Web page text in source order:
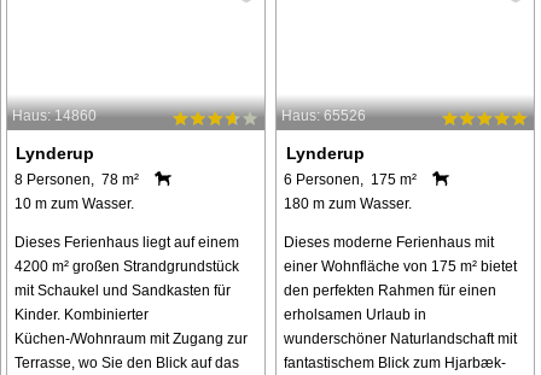
Haus: 14860
Lynderup
8 Personen, 78 m²
10 m zum Wasser.
Dieses Ferienhaus liegt auf einem
4200 m² großen Strandgrundstück
mit Schaukel und Sandkasten für
Kinder. Kombinierter
Küchen-/Wohnraum mit Zugang zur
Terrasse, wo Sie den Blick auf das
Haus: 65526
Lynderup
6 Personen, 175 m²
180 m zum Wasser.
Dieses moderne Ferienhaus mit
einer Wohnfläche von 175 m² bietet
den perfekten Rahmen für einen
erholsamen Urlaub in
wunderschöner Naturlandschaft mit
fantastischem Blick zum Hjarbæk-